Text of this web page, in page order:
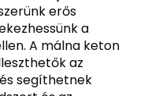
erős
a
A málna keton
az
segíthetnek